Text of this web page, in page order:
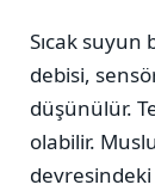
Sıcak suyun
debisi,
düşünülür.
olabilir.